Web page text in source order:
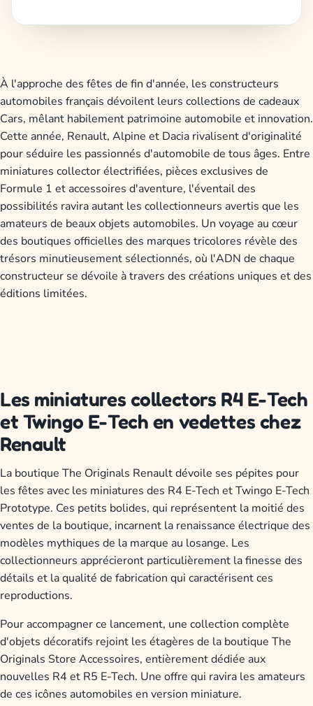
À l'approche des fêtes de fin d'année, les constructeurs
automobiles français dévoilent leurs collections de cadeaux
Cars, mêlant habilement patrimoine automobile et innovation.
Cette année, Renault, Alpine et Dacia rivalisent d'originalité
pour séduire les passionnés d'automobile de tous âges. Entre
miniatures collector électrifiées, pièces exclusives de
Formule 1 et accessoires d'aventure, l'éventail des
possibilités ravira autant les collectionneurs avertis que les
amateurs de beaux objets automobiles. Un voyage au cœur
des boutiques officielles des marques tricolores révèle des
trésors minutieusement sélectionnés, où l'ADN de chaque
constructeur se dévoile à travers des créations uniques et des
éditions limitées.
Les miniatures collectors R4 E-Tech
et Twingo E-Tech en vedettes chez
Renault
La boutique The Originals Renault dévoile ses pépites pour
les fêtes avec les miniatures des R4 E-Tech et Twingo E-Tech
Prototype. Ces petits bolides, qui représentent la moitié des
ventes de la boutique, incarnent la renaissance électrique des
modèles mythiques de la marque au losange. Les
collectionneurs apprécieront particulièrement la finesse des
détails et la qualité de fabrication qui caractérisent ces
reproductions.
Pour accompagner ce lancement, une collection complète
d'objets décoratifs rejoint les étagères de la boutique The
Originals Store Accessoires, entièrement dédiée aux
nouvelles R4 et R5 E-Tech. Une offre qui ravira les amateurs
de ces icônes automobiles en version miniature.